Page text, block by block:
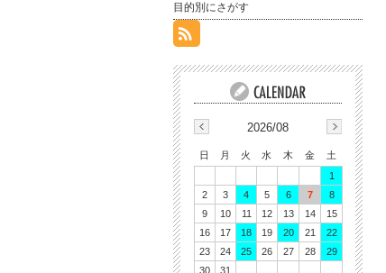
目的別にさがす
2026/08
日 月 火 水 木 金
土
1
2
3 4 5 6 7
8
9
10 11 12 13 14
15
16
17 18 19 20 21
22
23
24 25 26 27 28
29
30
31